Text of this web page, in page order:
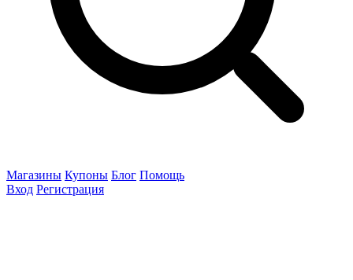
Магазины Купоны Блог Помощь
Вход Регистрация